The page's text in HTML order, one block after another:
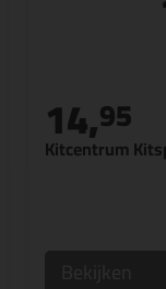
Kitcentrum
14,95